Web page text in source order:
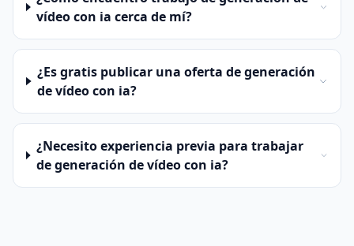
vídeo con ia cerca de mí?
¿Es gratis publicar una oferta de generación
de vídeo con ia?
¿Necesito experiencia previa para trabajar
de generación de vídeo con ia?